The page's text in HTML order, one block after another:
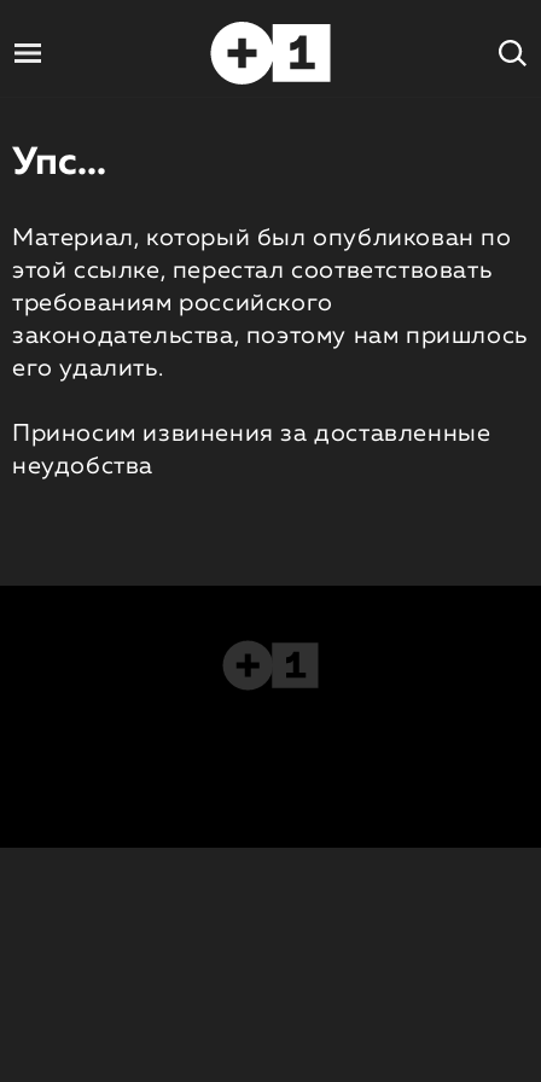
Упс...
Материал, который был опубликован по
этой ссылке, перестал соответствовать
требованиям российского
законодательства, поэтому нам пришлось
его удалить.
Приносим извинения за доставленные
неудобства